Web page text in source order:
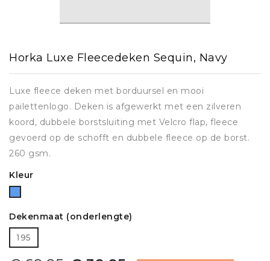
Horka Luxe Fleecedeken Sequin, Navy
Luxe fleece deken met borduursel en mooi
pailettenlogo. Deken is afgewerkt met een zilveren
koord, dubbele borstsluiting met Velcro flap, fleece
gevoerd op de schofft en dubbele fleece op de borst.
260 gsm.
Kleur
Blauw
Dekenmaat (onderlengte)
195